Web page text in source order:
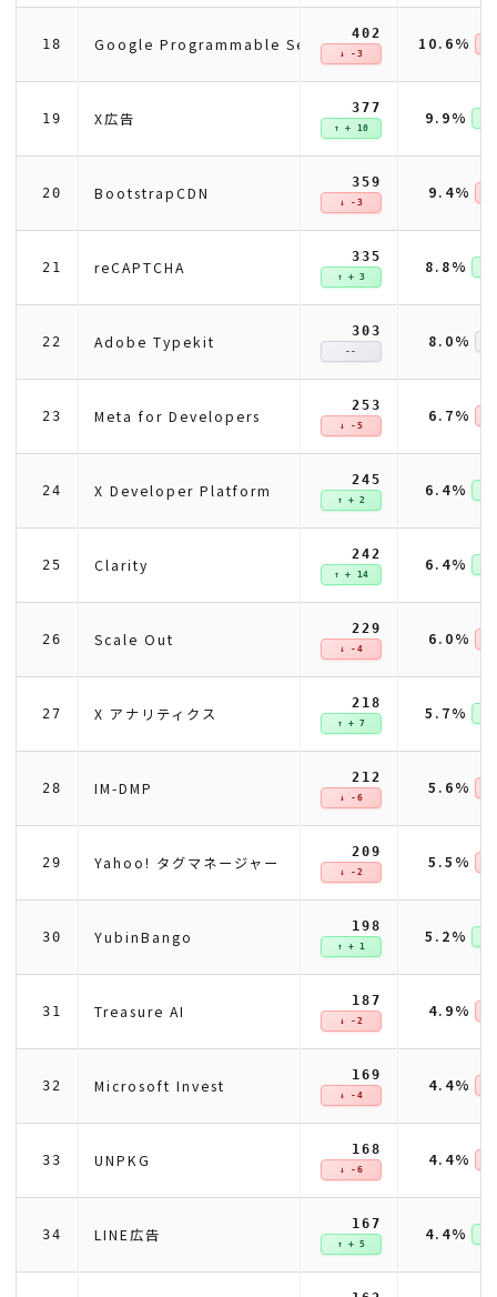
18 Google Programmable Search Engine
402
↓ -3 10.6%
19 X広告
377
↑ + 10 9.9%
20 BootstrapCDN
359
↓ -3 9.4%
21 reCAPTCHA
335
↑ + 3 8.8%
22 Adobe Typekit
303
-- 8.0%
23 Meta for Developers
253
↓ -5 6.7%
24 X Developer Platform
245
↑ + 2 6.4%
25 Clarity
242
↑ + 14 6.4%
26 Scale Out
229
↓ -4 6.0%
27 X アナリティクス
218
↑ + 7 5.7%
28 IM-DMP
212
↓ -6 5.6%
29 Yahoo! タグマネージャー
209
↓ -2 5.5%
30 YubinBango
198
↑ + 1 5.2%
31 Treasure AI
187
↓ -2 4.9%
32 Microsoft Invest
169
↓ -4 4.4%
33 UNPKG
168
↓ -6 4.4%
34 LINE広告
167
↑ + 5 4.4%